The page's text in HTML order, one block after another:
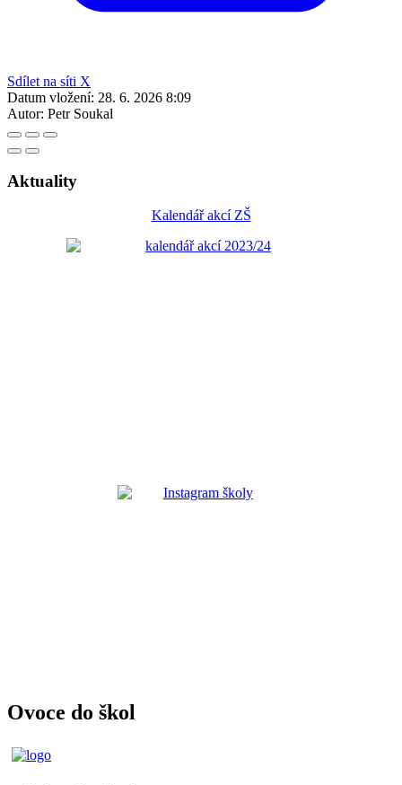
Sdílet na síti X
Datum vložení: 28. 6. 2026 8:09
Autor: Petr Soukal
Aktuality
Kalendář akcí ZŠ
Ovoce do škol